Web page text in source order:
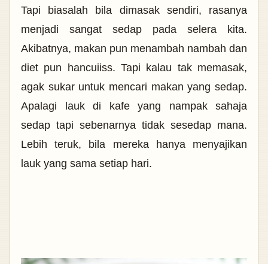
Tapi biasalah bila dimasak sendiri, rasanya
menjadi sangat sedap pada selera kita.
Akibatnya, makan pun menambah nambah dan
diet pun hancuiiss. Tapi kalau tak memasak,
agak sukar untuk mencari makan yang sedap.
Apalagi lauk di kafe yang nampak sahaja
sedap tapi sebenarnya tidak sesedap mana.
Lebih teruk, bila mereka hanya menyajikan
lauk yang sama setiap hari.